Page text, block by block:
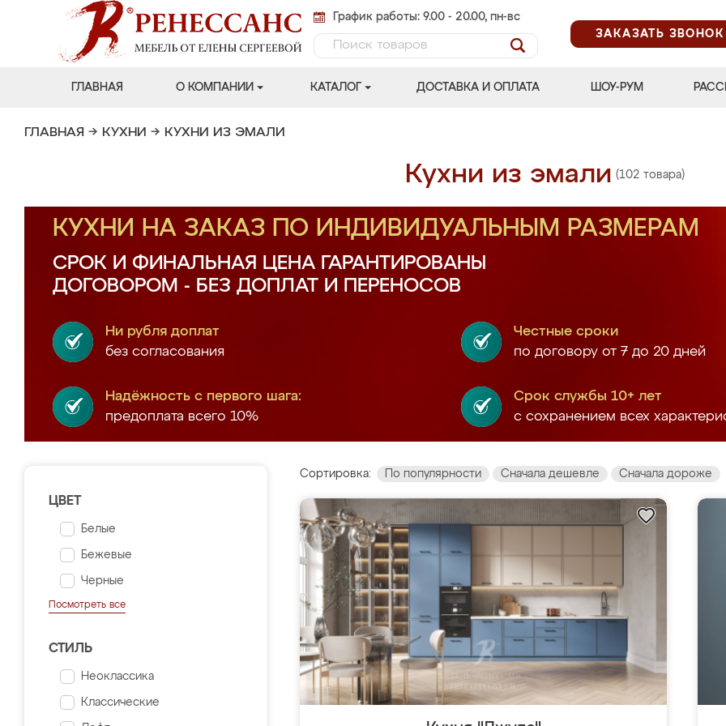
График работы: 9.00 - 20.00, пн-вс
ЗАКАЗАТЬ ЗВОНОК
ГЛАВНАЯ О КОМПАНИИ КАТАЛОГ ДОСТАВКА И ОПЛАТА ШОУ-РУМ
ГЛАВНАЯ → КУХНИ → КУХНИ ИЗ ЭМАЛИ
Кухни из эмали (102 товара)
КУХНИ НА ЗАКАЗ ПО ИНДИВИДУАЛЬНЫМ РАЗМЕРАМ
СРОК И ФИНАЛЬНАЯ ЦЕНА ГАРАНТИРОВАНЫ
ДОГОВОРОМ - БЕЗ ДОПЛАТ И ПЕРЕНОСОВ
Ни рубля доплат
без согласования
Честные сроки
по договору от 7 до 20 дней
Надёжность с первого шага:
предоплата всего 10%
Срок службы 10+ лет
с сохранением всех
ЦВЕТ
Белые
Бежевые
Черные
Посмотреть все
СТИЛЬ
Неоклассика
Классические
Сортировка: По популярности Сначала дешевле Сначала дороже